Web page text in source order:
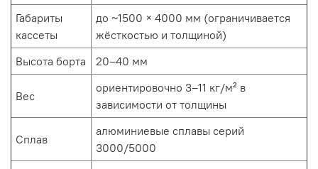
Габариты
кассеты
до ~1500 × 4000 мм (ограничивается
жёсткостью и толщиной)
Высота борта
20–40 мм
Вес
ориентировочно 3–11 кг/м² в
зависимости от толщины
Сплав
алюминиевые сплавы серий
3000/5000